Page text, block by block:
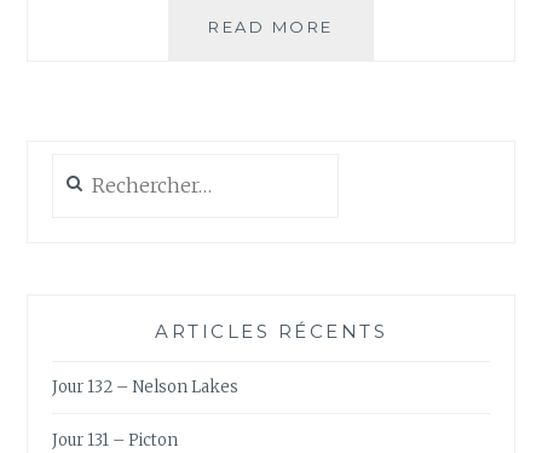
READ MORE
ARTICLES RÉCENTS
Jour 132 – Nelson Lakes
Jour 131 – Picton